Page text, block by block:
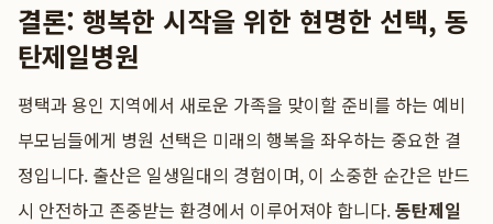
결론: 행복한 시작을 위한 현명한 선택, 동
탄제일병원
평택과 용인 지역에서 새로운 가족을 맞이할 준비를 하는 예비
부모님들에게 병원 선택은 미래의 행복을 좌우하는 중요한 결
정입니다. 출산은 일생일대의 경험이며, 이 소중한 순간은 반드
시 안전하고 존중받는 환경에서 이루어져야 합니다.동탄제일